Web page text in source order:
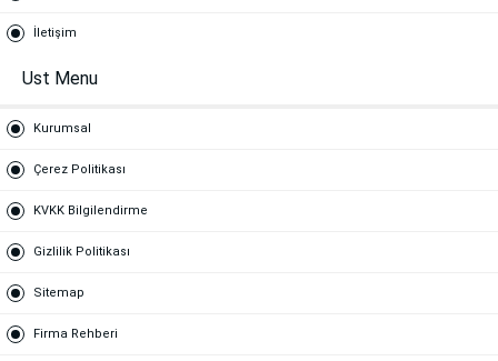
İletişim
Ust Menu
Kurumsal
Çerez Politikası
KVKK Bilgilendirme
Gizlilik Politikası
Sitemap
Firma Rehberi